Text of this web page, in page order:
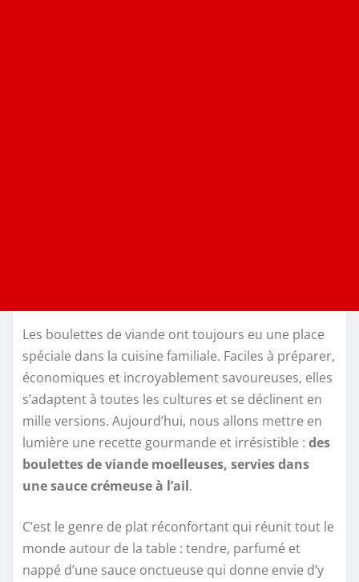
Les boulettes de viande ont toujours eu une place
spéciale dans la cuisine familiale. Faciles à préparer,
économiques et incroyablement savoureuses, elles
s’adaptent à toutes les cultures et se déclinent en
mille versions. Aujourd’hui, nous allons mettre en
lumière une recette gourmande et irrésistible : des
boulettes de viande moelleuses, servies dans
une sauce crémeuse à l’ail.
C’est le genre de plat réconfortant qui réunit tout le
monde autour de la table : tendre, parfumé et
nappé d’une sauce onctueuse qui donne envie d’y